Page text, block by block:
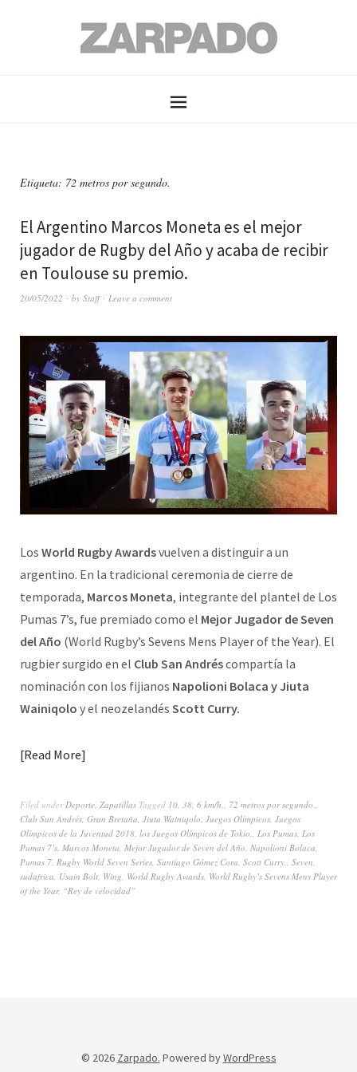
Etiqueta: 72 metros por segundo.
El Argentino Marcos Moneta es el mejor
jugador de Rugby del Año y acaba de recibir
en Toulouse su premio.
20/05/2022 by Staff Leave a comment
Los World Rugby Awardsvuelven a distinguir a un
argentino. En la tradicional ceremonia de cierre de
temporada, Marcos Moneta, integrante del plantel de Los
Pumas 7’s, fue premiado como el Mejor Jugador de Seven
del Año (World Rugby’s Sevens Mens Player of the Year). El
rugbier surgido en el Club San Andréscompartía la
nominación con los fijianos Napolioni Bolaca y Jiuta
Wainiqolo y el neozelandés Scott Curry.
Read More
Filed under Deporte Zapatillas Tagged 10 38 6 km/h. 72 metros por segundo.
Club San Andrés Gran Bretaña Jiuta Wainiqolo Juegos Olímpicos Juegos
Olímpicos de la Juventud 2018 los Juegos Olímpicos de Tokio. Los Pumas Los
Pumas 7’s Marcos Moneta Mejor Jugador de Seven del Año Napolioni Bolaca
Pumas 7 Rugby World Seven Series Santiago Gómez Cora Scott Curry. Seven
sudafrica Usain Bolt Wing World Rugby Awards World Rugby’s Sevens Mens Player
of the Year, “Rey de velocidad”
© 2026 Zarpado. Powered byWordPress